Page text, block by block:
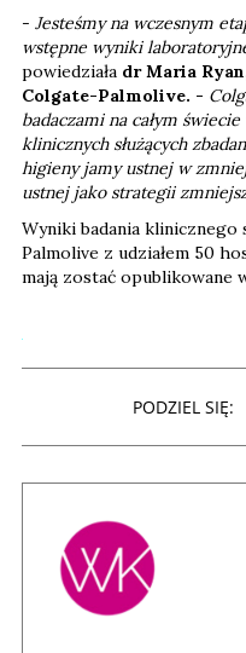
- Jesteśmy na wczesnym
wstępne wyniki
powiedziała dr Maria
Colgate-Palmolive. -
badaczami na całym
klinicznych służących
higieny jamy ustnej w
ustnej jako strategii
Wyniki badania
Palmolive z udziałem 50
mają zostać opublikowane
PODZIEL SIĘ: